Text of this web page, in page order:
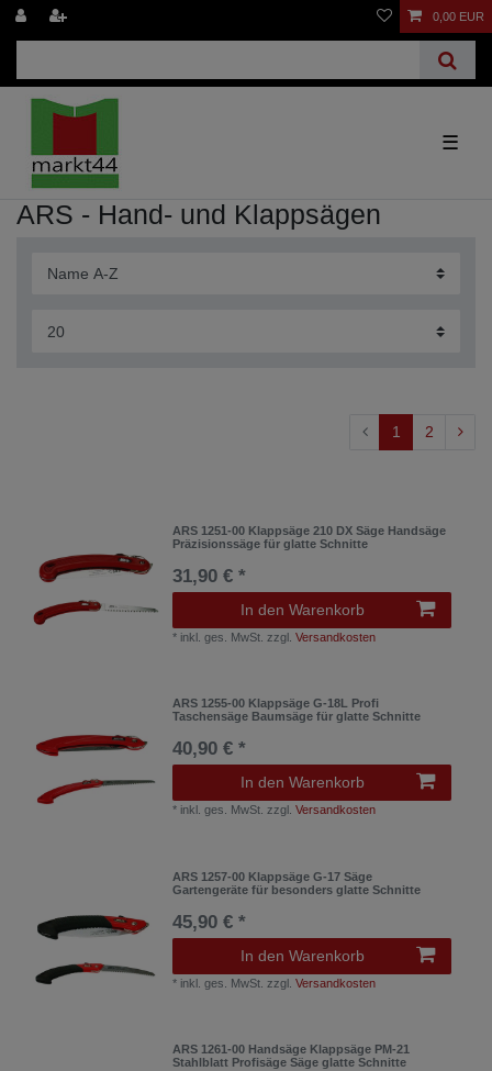
0,00 EUR
☰
ARS - Hand- und Klappsägen
1 2
ARS 1251-00 Klappsäge 210 DX Säge Handsäge
Präzisionssäge für glatte Schnitte
31,90 € *
In den Warenkorb
* inkl. ges. MwSt. zzgl.Versandkosten
ARS 1255-00 Klappsäge G-18L Profi
Taschensäge Baumsäge für glatte Schnitte
40,90 € *
In den Warenkorb
* inkl. ges. MwSt. zzgl.Versandkosten
ARS 1257-00 Klappsäge G-17 Säge
Gartengeräte für besonders glatte Schnitte
45,90 € *
In den Warenkorb
* inkl. ges. MwSt. zzgl.Versandkosten
ARS 1261-00 Handsäge Klappsäge PM-21
Stahlblatt Profisäge Säge glatte Schnitte